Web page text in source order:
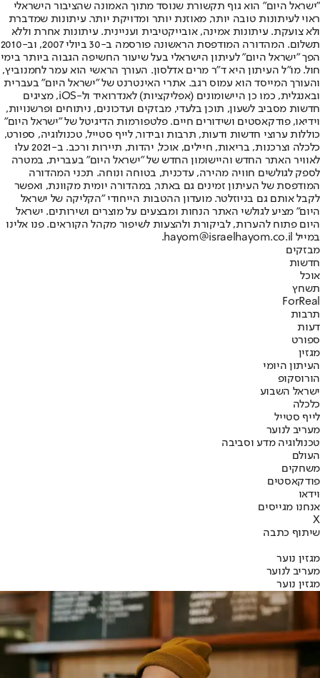
"ישראל היום" הוא גוף תקשורת שנוסד מתוך האמונה שהציבור הישראלי
ראוי לעיתונות טובה יותר, מאוזנת יותר ומדויקת יותר. עיתונות שמדברת
ולא צועקת. עיתונות אמינה, אובייקטיבית ועניינית. עיתונות אחרת וללא
תשלום. המהדורה המודפסת הראשונה פורסמה ב-30 ביולי 2007, וב-2010
הפך "ישראל היום" לעיתון הישראלי בעל שיעור החשיפה הגבוה ביותר בימי
חול. מו"ל העיתון היא ד"ר מרים אדלסון. העורך הראשי הוא עמר לחמנוביץ,
והעורך המייסד הוא עמוס רגב. אתרי האינטרנט של "ישראל היום" בעברית
ובאנגלית, כמו כן היישומונים (אפליקציות) לאנדרואיד ול-iOS, מציגים
חדשות מסביב לשעון, תוכן בלעדי, מבזקים ועדכונים, ניתוחים ופרשנויות,
וידיאו, פודקאסטים ושידורים חיים. פלטפורמות הדיגיטל של "ישראל היום"
כוללות ערוצי חדשות ודעות, תרבות ובידור, לייף סטייל, טכנולוגיה, ספורט,
כלכלה וצרכנות, בריאות, חיילים, אוכל, יהדות, תיירות ורכב. ב-2021 עלו
לאוויר האתר החדש והיישומון החדש של "ישראל היום" בעברית, במטרה
לספק לגולשים חוויה מהירה, עדכנית, בטוחה ונוחה. תכני המהדורה
המודפסת של העיתון זמינים גם באתר, במהדורה יומית מקוונת, ואפשר
לקבל אותם גם בניוזלטר. מועדון ההטבות הייחודי "הקליקה של ישראל
היום" מציע לגולשי האתר הנחות ומבצעים על מוצרים ושירותים. ישראל
היום פתוח להערות, לביקורת ולהצעות לשיפור מקהל הקוראים. פנו אלינו
במייל hayom@israelhayom.co.il.
מבזקים
חדשות
אוכל
תשחץ
ForReal
תרבות
דעות
ספורט
מגזין
העיתון היומי
הורוסקופ
ישראל השבוע
כלכלה
לייף סטייל
מעריב לנוער
טכנולוגיה מדע וסביבה
העולם
משחקים
פודקאסטים
וידאו
אנחנו מגייסים
X
שיתוף כתבה
מגזין נוער
מעריב לנוער
מגזין נוער